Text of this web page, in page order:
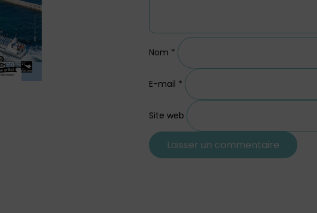
Nom *
E-mail *
Site web